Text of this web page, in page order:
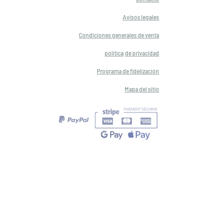
Avisos legales
Condiciones generales de venta
política de privacidad
Programa de fidelización
Mapa del sitio